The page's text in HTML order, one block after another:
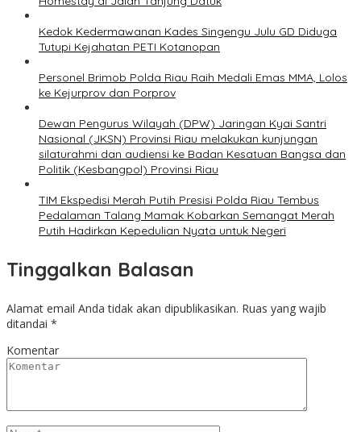
Kedok Kedermawanan Kades Singengu Julu GD Diduga
Tutupi Kejahatan PETI Kotanopan
Personel Brimob Polda Riau Raih Medali Emas MMA, Lolos
ke Kejurprov dan Porprov
Dewan Pengurus Wilayah (DPW) Jaringan Kyai Santri
Nasional (JKSN) Provinsi Riau melakukan kunjungan
silaturahmi dan audiensi ke Badan Kesatuan Bangsa dan
Politik (Kesbangpol) Provinsi Riau
TIM Ekspedisi Merah Putih Presisi Polda Riau Tembus
Pedalaman Talang Mamak Kobarkan Semangat Merah
Putih Hadirkan Kepedulian Nyata untuk Negeri
Tinggalkan Balasan
Alamat email Anda tidak akan dipublikasikan. Ruas yang wajib
ditandai *
Komentar